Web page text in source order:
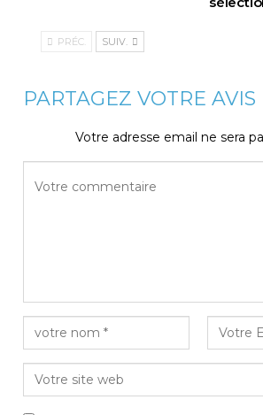
PRÉC. SUIV.
PARTAGEZ VOTRE AVIS
Votre adresse email ne sera